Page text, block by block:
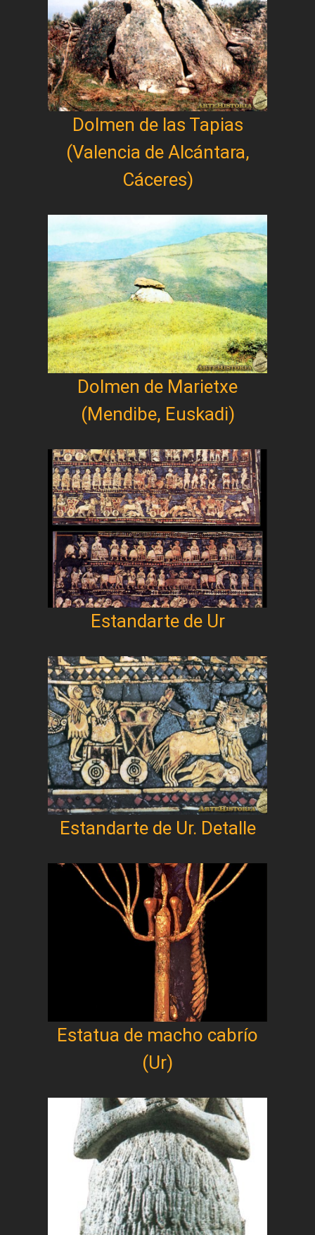
Dolmen de las Tapias
(Valencia de Alcántara,
Cáceres)
Dolmen de Marietxe
(Mendibe, Euskadi)
Estandarte de Ur
Estandarte de Ur. Detalle
Estatua de macho cabrío
(Ur)